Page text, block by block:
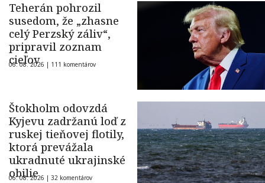
Teherán pohrozil
susedom, že „zhasne
celý Perzský záliv“,
pripravil zoznam
cieľov
06. 08. 2026 | 111 komentárov
Štokholm odovzdá
Kyjevu zadržanú loď z
ruskej tieňovej flotily,
ktorá prevážala
ukradnuté ukrajinské
obilie
06. 08. 2026 | 32 komentárov